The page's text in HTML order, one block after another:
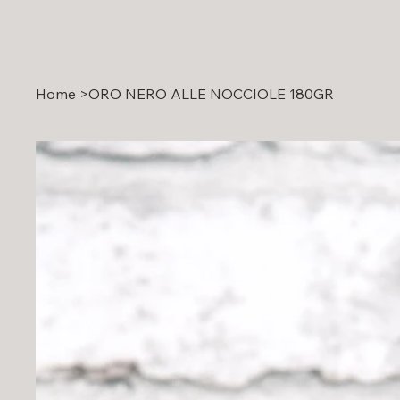
Home >ORO NERO ALLE NOCCIOLE 180GR